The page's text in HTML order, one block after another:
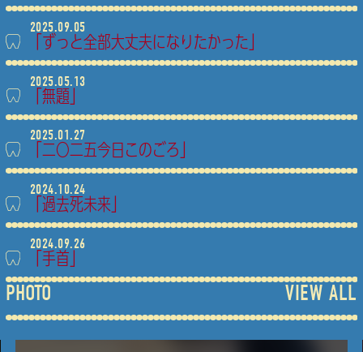
2025.09.05
「ずっと全部大丈夫になりたかった」
2025.05.13
「無題」
2025.01.27
「二〇二五今日このごろ」
2024.10.24
「過去死未来」
2024.09.26
「手首」
PHOTO VIEW ALL